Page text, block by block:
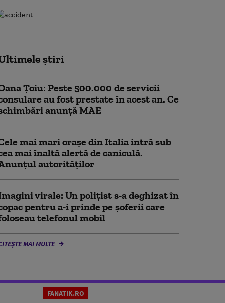
știri
Țoiu: Peste 500.000 de servicii
au fost prestate în acest an. Ce
anunță MAE
mai mari orașe din Italia intră sub
mai înaltă alertă de caniculă.
autorităților
virale: Un polițist s-a deghizat în
pentru a-i prinde pe șoferii care
telefonul mobil
MAI MULTE
FANATIK.RO